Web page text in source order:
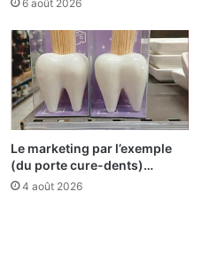
6 août 2026
Le marketing par l’exemple
(du porte cure-dents)…
4 août 2026